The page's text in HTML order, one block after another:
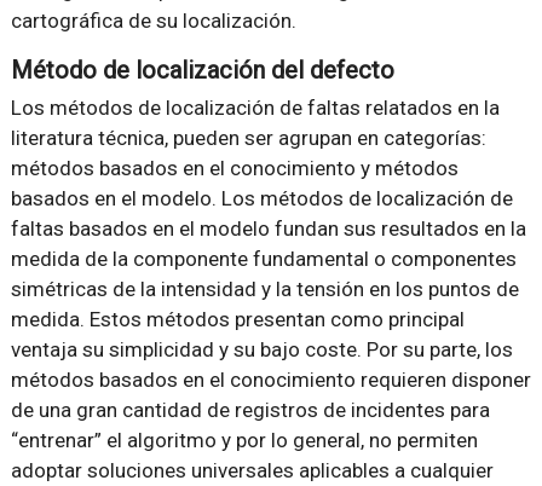
cartográfica de su localización.
Método de localización del defecto
Los métodos de localización de faltas relatados en la
literatura técnica, pueden ser agrupan en categorías:
métodos basados en el conocimiento y métodos
basados en el modelo. Los métodos de localización de
faltas basados en el modelo fundan sus resultados en la
medida de la componente fundamental o componentes
simétricas de la intensidad y la tensión en los puntos de
medida. Estos métodos presentan como principal
ventaja su simplicidad y su bajo coste. Por su parte, los
métodos basados en el conocimiento requieren disponer
de una gran cantidad de registros de incidentes para
“entrenar” el algoritmo y por lo general, no permiten
adoptar soluciones universales aplicables a cualquier